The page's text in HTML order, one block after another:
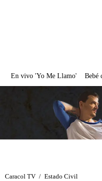
En vivo 'Yo Me Llamo' Bebé
Caracol TV / Estado Civil